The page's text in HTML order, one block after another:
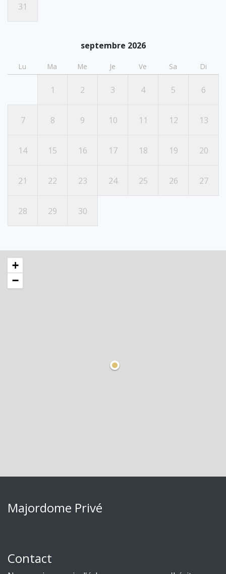
31
septembre 2026
Lu Ma Me Je Ve Sa Di
1 2 3 4 5 6
7 8 9 10 11 12 13
14 15 16 17 18 19 20
21 22 23 24 25 26 27
28 29 30
+
−
Majordome Privé
Contact